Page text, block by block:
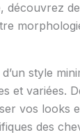
découvrez
style
et variées.
vos looks
des